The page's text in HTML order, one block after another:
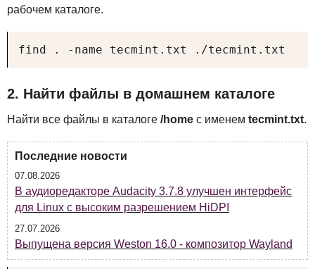
рабочем каталоге.
find . -name tecmint.txt ./tecmint.txt
2. Найти файлы в домашнем каталоге
Найти все файлы в каталоге /home с именем tecmint.txt.
Последние новости
07.08.2026
В аудиоредакторе Audacity 3.7.8 улучшен интерфейс
для Linux с высоким разрешением HiDPI
27.07.2026
Выпущена версия Weston 16.0 - композитор Wayland